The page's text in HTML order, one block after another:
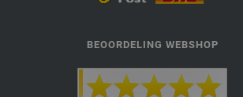
BEOORDELING WEBSHOP